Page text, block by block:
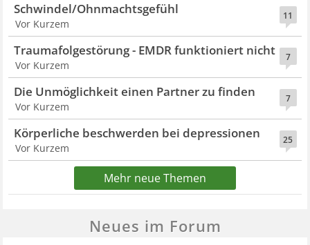
11
Schwindel/Ohnmachtsgefühl
Vor Kurzem
7
Traumafolgestörung - EMDR funktioniert nicht
Vor Kurzem
7
Die Unmöglichkeit einen Partner zu finden
Vor Kurzem
25
Körperliche beschwerden bei depressionen
Vor Kurzem
Mehr neue Themen
Neues im Forum